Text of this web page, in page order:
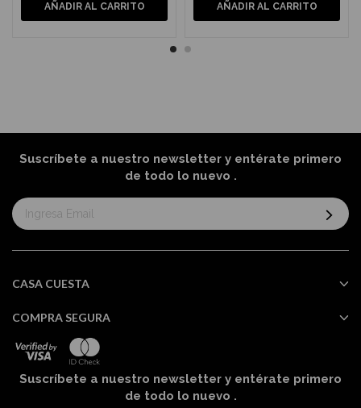
AÑADIR AL CARRITO AÑADIR AL CARRITO
Suscríbete a nuestro newsletter y entérate primero
de todo lo nuevo .
Suscríbase
al
informativo:
CASA CUESTA
COMPRA SEGURA
Suscríbete a nuestro newsletter y entérate primero
de todo lo nuevo .